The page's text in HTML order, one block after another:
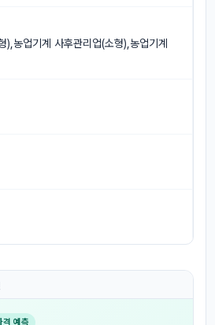
),농업기계 사후관리업(소형),농업기계
격 예측